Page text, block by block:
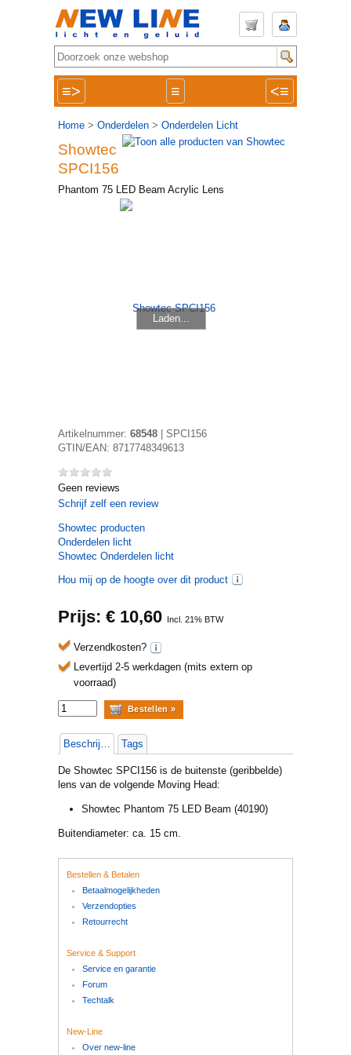
≡> ≡ <≡
Home > Onderdelen > Onderdelen Licht
Showtec
SPCI156
Phantom 75 LED Beam Acrylic Lens
Laden...
Artikelnummer: 68548
SPCI156
GTIN/EAN: 8717748349613
Geen reviews
Schrijf zelf een review
Showtec producten
Onderdelen licht
Showtec Onderdelen licht
Hou mij op de hoogte over dit product
Prijs: € 10,60 Incl. 21% BTW
Verzendkosten?
Levertijd 2-5 werkdagen (mits extern op
voorraad)
Beschrijving Tags
De Showtec SPCI156 is de buitenste (geribbelde)
lens van de volgende Moving Head:
Showtec Phantom 75 LED Beam (40190)
Buitendiameter: ca. 15 cm.
Bestellen & Betalen
Betaalmogelijkheden
Verzendopties
Retourrecht
Service & Support
Service en garantie
Forum
Techtalk
New-Line
Over new-line